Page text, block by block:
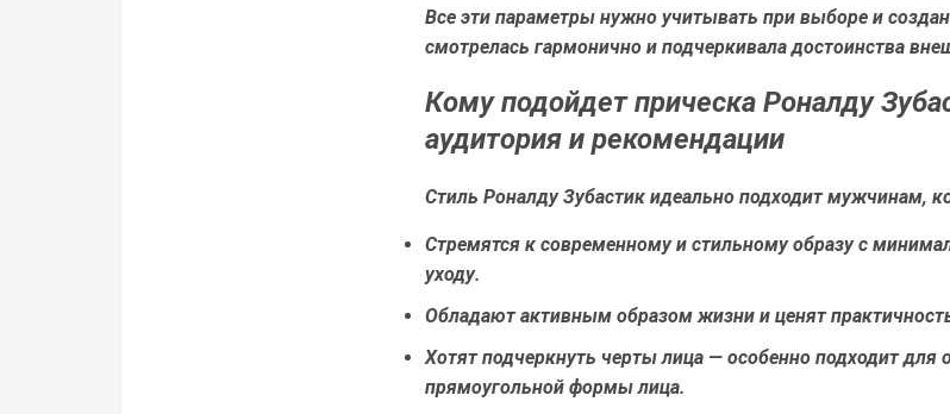
Все эти параметры нужно учитывать при выборе и
смотрелась гармонично и подчеркивала достоинства
Кому подойдет прическа Роналду
аудитория и рекомендации
Стиль Роналду Зубастик идеально подходит мужчинам,
Стремятся к современному и стильному образу с
уходу.
Обладают активным образом жизни и ценят
Хотят подчеркнуть черты лица — особенно подходит для
прямоугольной формы лица.